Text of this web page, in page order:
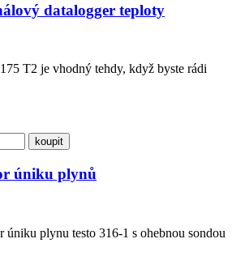
datalogger teploty
T2 je vhodný tehdy, když byste rádi
koupit
úniku plynů
úniku plynu testo 316-1 s ohebnou sondou